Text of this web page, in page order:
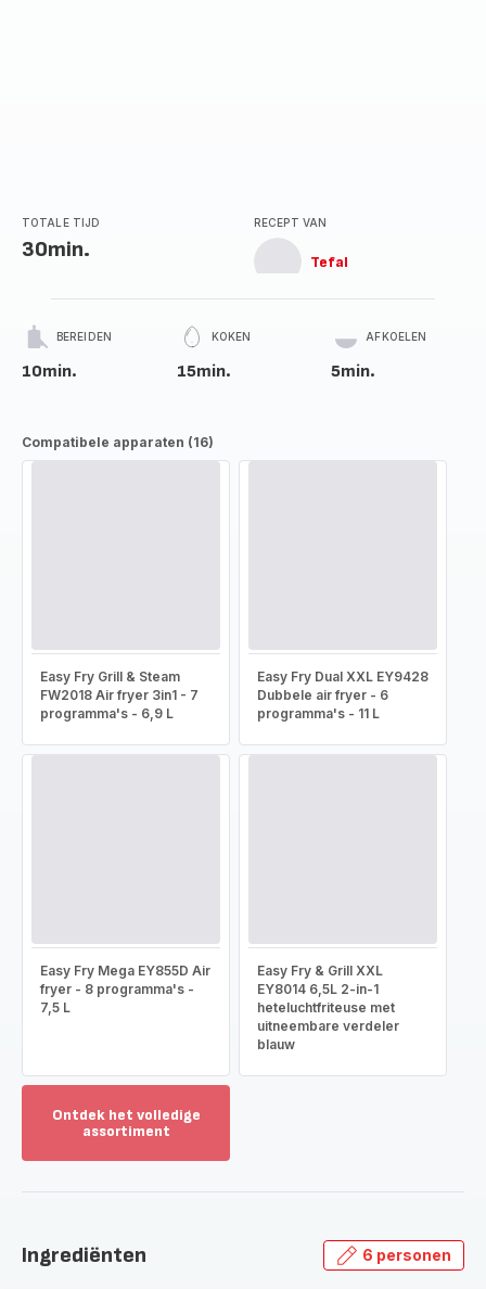
TOTALE TIJD
30min.
RECEPT VAN
Tefal
BEREIDEN
10min.
KOKEN
15min.
AFKOELEN
5min.
Compatibele apparaten (16)
Easy Fry Grill & Steam
FW2018 Air fryer 3in1 - 7
programma's - 6,9 L
Easy Fry Dual XXL EY9428
Dubbele air fryer - 6
programma's - 11 L
Easy Fry Mega EY855D Air
fryer - 8 programma's -
7,5 L
Easy Fry & Grill XXL
EY8014 6,5L 2-in-1
heteluchtfriteuse met
uitneembare verdeler
blauw
Ontdek het volledige
assortiment
volledige
Ingrediënten 6 personen